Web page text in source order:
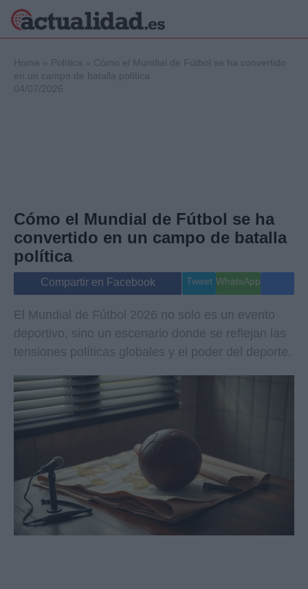
Internacional
Viajes
Gente
Musica
Home » Política » Cómo el Mundial de Fútbol se ha convertido
en un campo de batalla política
04/07/2026
Cómo el Mundial de Fútbol se ha
convertido en un campo de batalla
política
Compartir en Facebook Tweet WhatsApp
El Mundial de Fútbol 2026 no solo es un evento
deportivo, sino un escenario donde se reflejan las
tensiones políticas globales y el poder del deporte.